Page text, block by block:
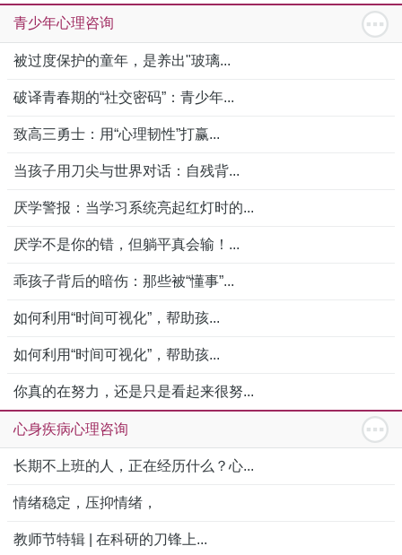
青少年心理咨询
被过度保护的童年，是养出"玻璃...
破译青春期的“社交密码”：青少年...
致高三勇士：用“心理韧性”打赢...
当孩子用刀尖与世界对话：自残背...
厌学警报：当学习系统亮起红灯时的...
厌学不是你的错，但躺平真会输！...
乖孩子背后的暗伤：那些被“懂事”...
如何利用“时间可视化”，帮助孩...
如何利用“时间可视化”，帮助孩...
你真的在努力，还是只是看起来很努...
心身疾病心理咨询
长期不上班的人，正在经历什么？心...
情绪稳定，压抑情绪，
教师节特辑 | 在科研的刀锋上...